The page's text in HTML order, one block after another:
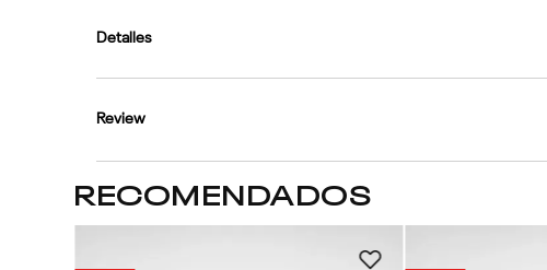
Detalles
Review
RECOMENDADOS